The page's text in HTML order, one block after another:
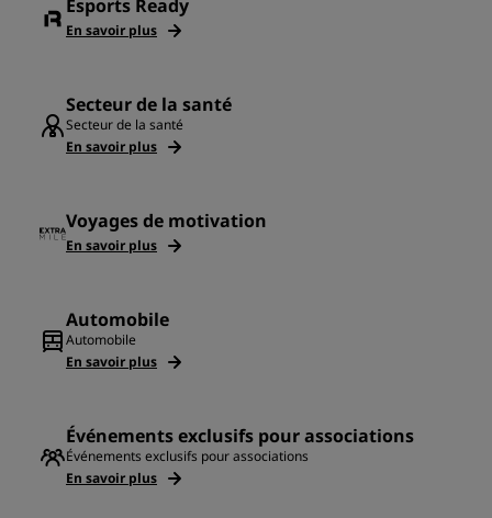
Esports Ready
En savoir plus
Secteur de la santé
Secteur de la santé
En savoir plus
Voyages de motivation
En savoir plus
Automobile
Automobile
En savoir plus
Événements exclusifs pour associations
Événements exclusifs pour associations
En savoir plus